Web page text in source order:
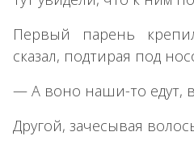
Первый парень
сказал, подтирая под
— А воно наши-то едут,
Другой, зачесывая